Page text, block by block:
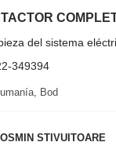
del sistema
349394
Bod
STIVUITOARE